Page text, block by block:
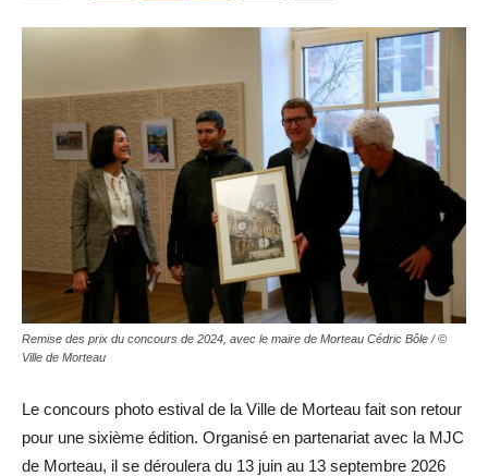
Remise des prix du concours de 2024, avec le maire de Morteau Cédric Bôle / ©
Ville de Morteau
Le concours photo estival de la Ville de Morteau fait son retour
pour une sixième édition. Organisé en partenariat avec la MJC
de Morteau, il se déroulera du 13 juin au 13 septembre 2026